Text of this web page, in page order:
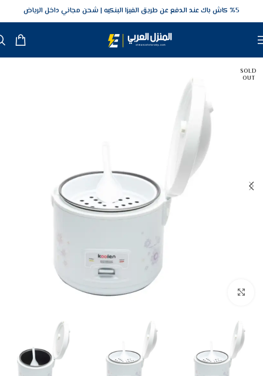
5‎% كاش باك عند الدفع عن طريق الفيزا البنكيه شحن مجاني داخل الرياض
SOLD
OUT